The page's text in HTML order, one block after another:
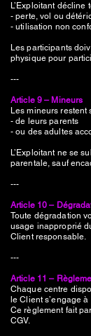
L’Exploitant
- perte, vol ou
- utilisation non
Les participants
physique pour
---
Article 9 – Mineurs
Les mineurs
- de leurs parents
- ou des adultes
L’Exploitant ne se
parentale, sauf
---
Article 10 –
Toute dégradation
usage inapproprié
Client responsable.
---
Article 11 –
Chaque centre
le Client s’engage
Ce règlement fait
CGV.